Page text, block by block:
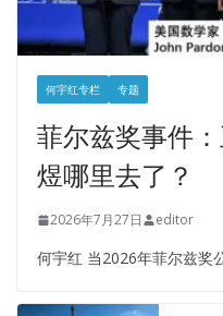
何宇红专栏 专题
菲尔兹奖事件
煜哪里去了？
2026年7月27日 editor
何宇红 当2026年菲尔兹奖